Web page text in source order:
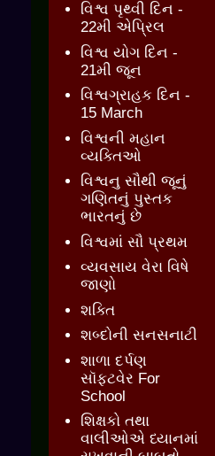
વિશ્વ પૃથ્વી દિન -
22મી એપ્રિલ
વિશ્વ યોગ દિન -
21મી જૂન
વિશ્વગ્રાહક દિન -
15 March
વિશ્વની મહાન
વ્યક્તિઓ
વિશ્વનુ સૌથી જૂનું
ગણિતનું પુસ્તક
ભારતનું છે
વિશ્વમાં સૌ પ્રથમ
વ્યવસાય વેરા વિષે
જાણો
શક્તિ
શબ્દોની સનસનાટી
શાળા દર્પણ
સૉફ્ટવેર For
School
શિક્ષકો તથા
વાલીઓએ ધ્યાનમાં